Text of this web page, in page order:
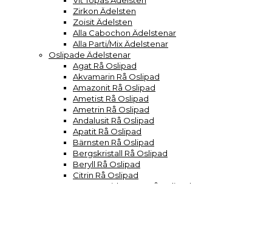
Zirkon Ädelsten
Zoisit Ädelsten
Alla Cabochon Ädelstenar
Alla Parti/Mix Ädelstenar
Oslipade Ädelstenar
Agat Rå Oslipad
Akvamarin Rå Oslipad
Amazonit Rå Oslipad
Ametist Rå Oslipad
Ametrin Rå Oslipad
Andalusit Rå Oslipad
Apatit Rå Oslipad
Bärnsten Rå Oslipad
Bergskristall Rå Oslipad
Beryll Rå Oslipad
Citrin Rå Oslipad
Demantoid Granat Rå Oslipad